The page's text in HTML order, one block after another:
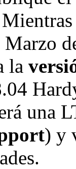
la
una
) y